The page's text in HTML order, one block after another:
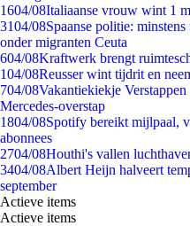
1604/08Italiaanse vrouw wint 1
3104/08Spaanse politie:
onder migranten Ceuta
604/08Kraftwerk brengt
104/08Reusser wint tijdrit en
704/08Vakantiekiekje
Mercedes-overstap
1804/08Spotify bereikt mijlpaal,
abonnees
2704/08Houthi's vallen
3404/08Albert Heijn halveert
september
Actieve items
Actieve items